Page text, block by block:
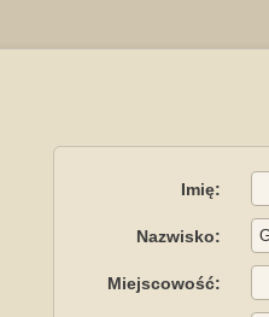
Imię:
Nazwisko:
Miejscowość: